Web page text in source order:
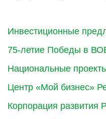
Инвестиционные
75-летие Победы в
Национальные
Центр «Мой бизнес»
Корпорация развития